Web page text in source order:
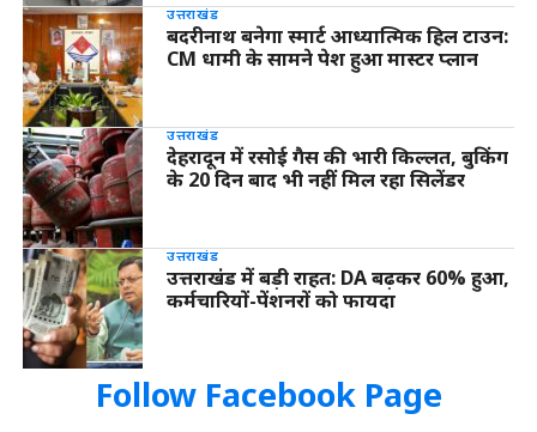
उत्तराखंड
बदरीनाथ बनेगा स्मार्ट आध्यात्मिक हिल टाउन:
CM धामी के सामने पेश हुआ मास्टर प्लान
उत्तराखंड
देहरादून में रसोई गैस की भारी किल्लत, बुकिंग
के 20 दिन बाद भी नहीं मिल रहा सिलेंडर
उत्तराखंड
उत्तराखंड में बड़ी राहत: DA बढ़कर 60% हुआ,
कर्मचारियों-पेंशनरों को फायदा
Follow Facebook Page